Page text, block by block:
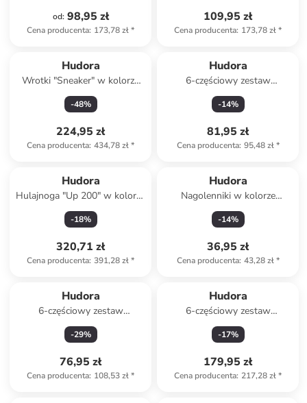
od: 98,95 zł
Cena producenta: 173,78 zł*
109,95 zł
Cena producenta: 173,78 zł*
Hudora
Wrotki "Sneaker" w kolorze
zielonym - 5+
-48%
224,95 zł
Cena producenta: 434,78 zł*
Hudora
6-częściowy zestaw
ochraniaczy "Kids" w kolorze
czarno-niebieskim
-14%
81,95 zł
Cena producenta: 95,48 zł*
Hudora
Hulajnoga "Up 200" w kolorze
czerwonym - 4+
-18%
320,71 zł
Cena producenta: 391,28 zł*
Hudora
Nagolenniki w kolorze
zielonym z ochroną kostki
-14%
36,95 zł
Cena producenta: 43,28 zł*
Hudora
6-częściowy zestaw
ochraniaczy "Comfort" w
kolorze czarnym
-29%
76,95 zł
Cena producenta: 108,53 zł*
Hudora
6-częściowy zestaw
ochraniaczy dla dzieci i
dorosłych
-17%
179,95 zł
Cena producenta: 217,28 zł*